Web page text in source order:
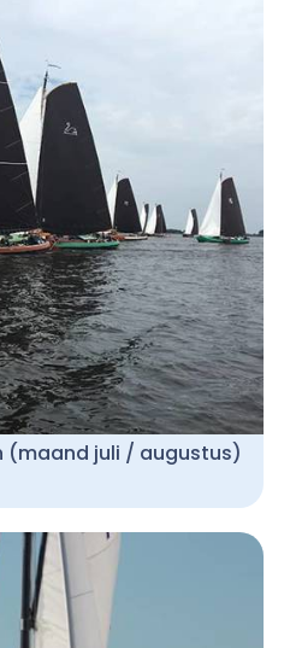
(maand juli / augustus)